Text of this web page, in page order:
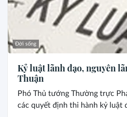
Đời sống
Kỷ luật lãnh đạo, nguyên
Thuận
Phó Thủ tướng Thường trực
các quyết định thi hành kỷ luật